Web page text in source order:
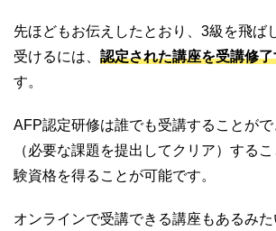
先ほどもお伝えしたとおり、3級を飛ば
受けるには、 認定された講座を受講修
す。
AFP認定研修は誰でも受講することが
（必要な課題を提出してクリア）する
験資格を得ることが可能です。
オンラインで受講できる講座もあるみた